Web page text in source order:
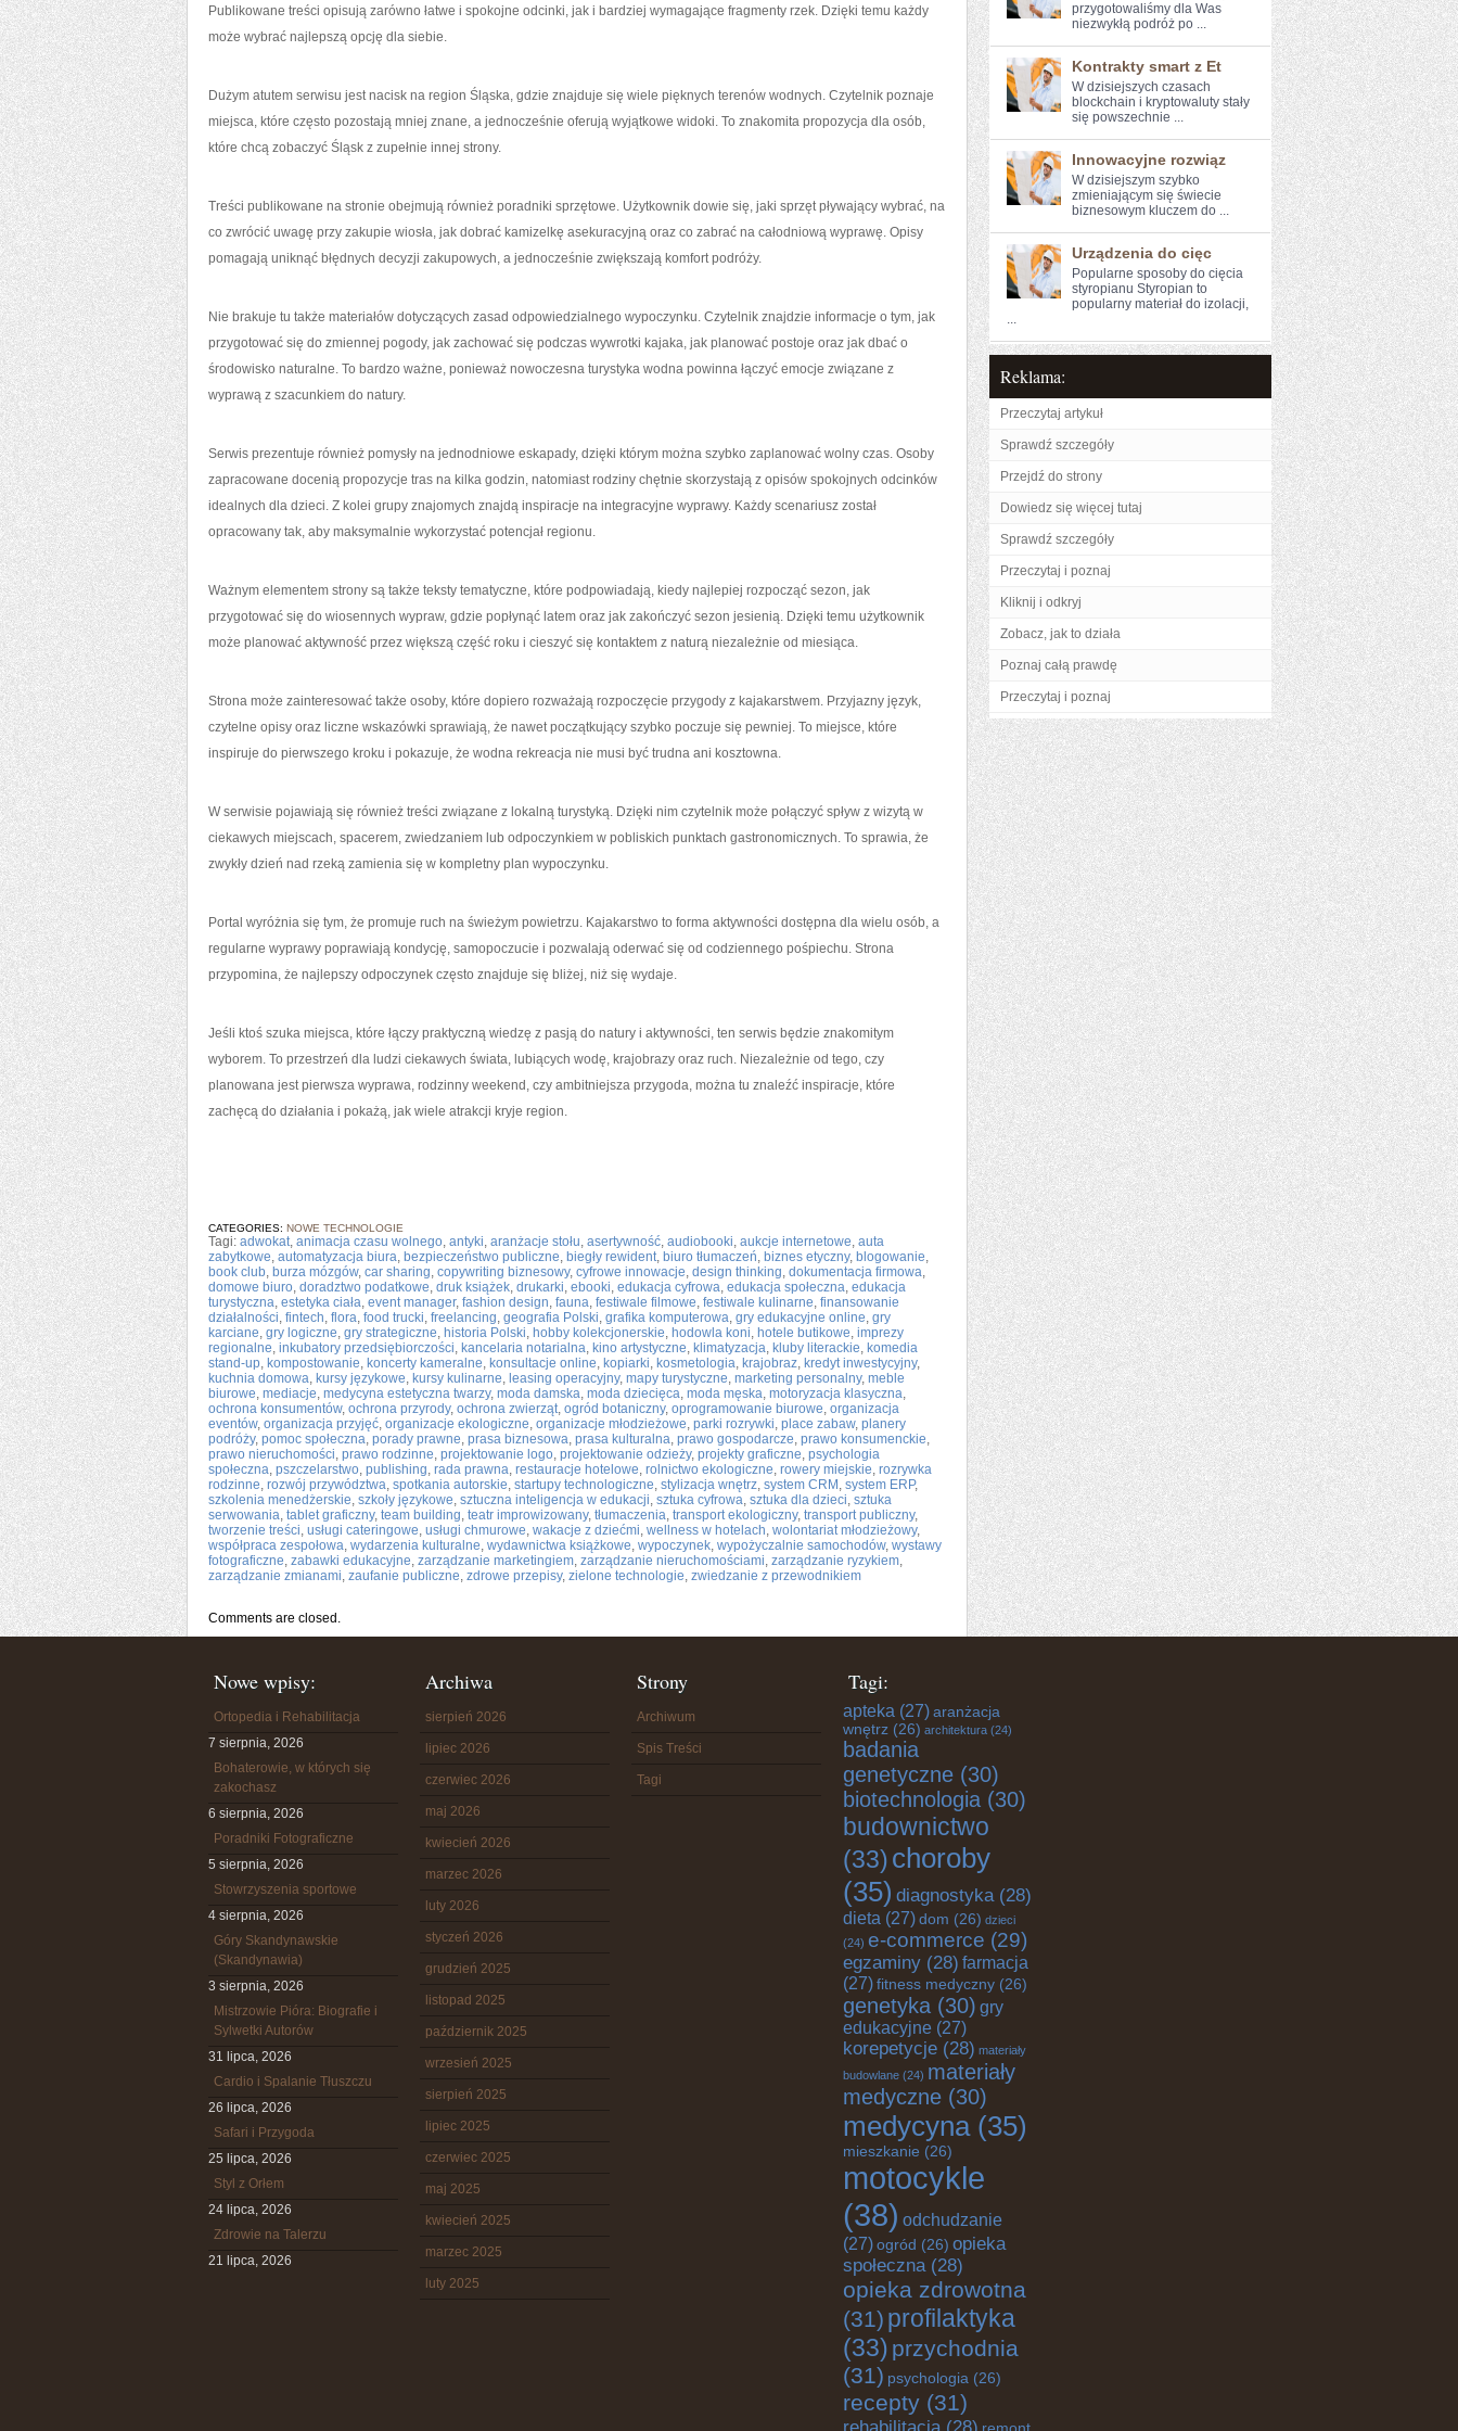
Publikowane treści opisują zarówno łatwe i spokojne odcinki, jak i bardziej wymagające fragmenty rzek. Dzięki temu każdy
może wybrać najlepszą opcję dla siebie.
Dużym atutem serwisu jest nacisk na region Śląska, gdzie znajduje się wiele pięknych terenów wodnych. Czytelnik poznaje
miejsca, które często pozostają mniej znane, a jednocześnie oferują wyjątkowe widoki. To znakomita propozycja dla osób,
które chcą zobaczyć Śląsk z zupełnie innej strony.
Treści publikowane na stronie obejmują również poradniki sprzętowe. Użytkownik dowie się, jaki sprzęt pływający wybrać, na
co zwrócić uwagę przy zakupie wiosła, jak dobrać kamizelkę asekuracyjną oraz co zabrać na całodniową wyprawę. Opisy
pomagają uniknąć błędnych decyzji zakupowych, a jednocześnie zwiększają komfort podróży.
Nie brakuje tu także materiałów dotyczących zasad odpowiedzialnego wypoczynku. Czytelnik znajdzie informacje o tym, jak
przygotować się do zmiennej pogody, jak zachować się podczas wywrotki kajaka, jak planować postoje oraz jak dbać o
środowisko naturalne. To bardzo ważne, ponieważ nowoczesna turystyka wodna powinna łączyć emocje związane z
wyprawą z szacunkiem do natury.
Serwis prezentuje również pomysły na jednodniowe eskapady, dzięki którym można szybko zaplanować wolny czas. Osoby
zapracowane docenią propozycje tras na kilka godzin, natomiast rodziny chętnie skorzystają z opisów spokojnych odcinków
idealnych dla dzieci. Z kolei grupy znajomych znajdą inspiracje na integracyjne wyprawy. Każdy scenariusz został
opracowany tak, aby maksymalnie wykorzystać potencjał regionu.
Ważnym elementem strony są także teksty tematyczne, które podpowiadają, kiedy najlepiej rozpocząć sezon, jak
przygotować się do wiosennych wypraw, gdzie popłynąć latem oraz jak zakończyć sezon jesienią. Dzięki temu użytkownik
może planować aktywność przez większą część roku i cieszyć się kontaktem z naturą niezależnie od miesiąca.
Strona może zainteresować także osoby, które dopiero rozważają rozpoczęcie przygody z kajakarstwem. Przyjazny język,
czytelne opisy oraz liczne wskazówki sprawiają, że nawet początkujący szybko poczuje się pewniej. To miejsce, które
inspiruje do pierwszego kroku i pokazuje, że wodna rekreacja nie musi być trudna ani kosztowna.
W serwisie pojawiają się również treści związane z lokalną turystyką. Dzięki nim czytelnik może połączyć spływ z wizytą w
ciekawych miejscach, spacerem, zwiedzaniem lub odpoczynkiem w pobliskich punktach gastronomicznych. To sprawia, że
zwykły dzień nad rzeką zamienia się w kompletny plan wypoczynku.
Portal wyróżnia się tym, że promuje ruch na świeżym powietrzu. Kajakarstwo to forma aktywności dostępna dla wielu osób, a
regularne wyprawy poprawiają kondycję, samopoczucie i pozwalają oderwać się od codziennego pośpiechu. Strona
przypomina, że najlepszy odpoczynek często znajduje się bliżej, niż się wydaje.
Jeśli ktoś szuka miejsca, które łączy praktyczną wiedzę z pasją do natury i aktywności, ten serwis będzie znakomitym
wyborem. To przestrzeń dla ludzi ciekawych świata, lubiących wodę, krajobrazy oraz ruch. Niezależnie od tego, czy
planowana jest pierwsza wyprawa, rodzinny weekend, czy ambitniejsza przygoda, można tu znaleźć inspiracje, które
zachęcą do działania i pokażą, jak wiele atrakcji kryje region.
CATEGORIES: NOWE TECHNOLOGIE
Tagi: adwokat, animacja czasu wolnego, antyki, aranżacje stołu, asertywność, audiobooki, aukcje internetowe, auta
zabytkowe, automatyzacja biura, bezpieczeństwo publiczne, biegły rewident, biuro tłumaczeń, biznes etyczny, blogowanie,
book club, burza mózgów, car sharing, copywriting biznesowy, cyfrowe innowacje, design thinking, dokumentacja firmowa,
domowe biuro, doradztwo podatkowe, druk książek, drukarki, ebooki, edukacja cyfrowa, edukacja społeczna, edukacja
turystyczna, estetyka ciała, event manager, fashion design, fauna, festiwale filmowe, festiwale kulinarne, finansowanie
działalności, fintech, flora, food trucki, freelancing, geografia Polski, grafika komputerowa, gry edukacyjne online, gry
karciane, gry logiczne, gry strategiczne, historia Polski, hobby kolekcjonerskie, hodowla koni, hotele butikowe, imprezy
regionalne, inkubatory przedsiębiorczości, kancelaria notarialna, kino artystyczne, klimatyzacja, kluby literackie, komedia
stand-up, kompostowanie, koncerty kameralne, konsultacje online, kopiarki, kosmetologia, krajobraz, kredyt inwestycyjny,
kuchnia domowa, kursy językowe, kursy kulinarne, leasing operacyjny, mapy turystyczne, marketing personalny, meble
biurowe, mediacje, medycyna estetyczna twarzy, moda damska, moda dziecięca, moda męska, motoryzacja klasyczna,
ochrona konsumentów, ochrona przyrody, ochrona zwierząt, ogród botaniczny, oprogramowanie biurowe, organizacja
eventów, organizacja przyjęć, organizacje ekologiczne, organizacje młodzieżowe, parki rozrywki, place zabaw, planery
podróży, pomoc społeczna, porady prawne, prasa biznesowa, prasa kulturalna, prawo gospodarcze, prawo konsumenckie,
prawo nieruchomości, prawo rodzinne, projektowanie logo, projektowanie odzieży, projekty graficzne, psychologia
społeczna, pszczelarstwo, publishing, rada prawna, restauracje hotelowe, rolnictwo ekologiczne, rowery miejskie, rozrywka
rodzinne, rozwój przywództwa, spotkania autorskie, startupy technologiczne, stylizacja wnętrz, system CRM , system ERP,
szkolenia menedżerskie, szkoły językowe, sztuczna inteligencja w edukacji, sztuka cyfrowa, sztuka dla dzieci, sztuka
serwowania, tablet graficzny, team building, teatr improwizowany, tłumaczenia, transport ekologiczny, transport publiczny,
tworzenie treści, usługi cateringowe, usługi chmurowe, wakacje z dziećmi, wellness w hotelach, wolontariat młodzieżowy,
współpraca zespołowa, wydarzenia kulturalne, wydawnictwa książkowe, wypoczynek, wypożyczalnie samochodów, wystawy
fotograficzne, zabawki edukacyjne, zarządzanie marketingiem, zarządzanie nieruchomościami, zarządzanie ryzykiem,
zarządzanie zmianami, zaufanie publiczne, zdrowe przepisy, zielone technologie, zwiedzanie z przewodnikiem
Comments are closed.
przygotowaliśmy⁣ dla ‍Was
‍niezwykłą podróż po ...
Kontrakty smart z Et
W dzisiejszych‍ czasach
blockchain ‍i kryptowaluty stały‍
się powszechnie ...
Innowacyjne rozwiąz
W dzisiejszym szybko
⁤zmieniającym się świecie
biznesowym ​kluczem do ...
Urządzenia do cięc
Popularne sposoby do cięcia
styropianu Styropian to
popularny materiał do izolacji,
...
Reklama:
Przeczytaj artykuł
Sprawdź szczegóły
Przejdź do strony
Dowiedz się więcej tutaj
Sprawdź szczegóły
Przeczytaj i poznaj
Kliknij i odkryj
Zobacz, jak to działa
Poznaj całą prawdę
Przeczytaj i poznaj
Nowe wpisy:
Ortopedia i Rehabilitacja
7 sierpnia, 2026
Bohaterowie, w których się
zakochasz
6 sierpnia, 2026
Poradniki Fotograficzne
5 sierpnia, 2026
Stowrzyszenia sportowe
4 sierpnia, 2026
Góry Skandynawskie
(Skandynawia)
3 sierpnia, 2026
Mistrzowie Pióra: Biografie i
Sylwetki Autorów
31 lipca, 2026
Cardio i Spalanie Tłuszczu
26 lipca, 2026
Safari i Przygoda
25 lipca, 2026
Styl z Orłem
24 lipca, 2026
Zdrowie na Talerzu
21 lipca, 2026
Archiwa
sierpień 2026
lipiec 2026
czerwiec 2026
maj 2026
kwiecień 2026
marzec 2026
luty 2026
styczeń 2026
grudzień 2025
listopad 2025
październik 2025
wrzesień 2025
sierpień 2025
lipiec 2025
czerwiec 2025
maj 2025
kwiecień 2025
marzec 2025
luty 2025
Strony
Archiwum
Spis Treści
Tagi
Tagi:
apteka (27) aranżacja
wnętrz (26) architektura (24)
badania
genetyczne (30)
biotechnologia (30)
budownictwo
(33)choroby
(35) diagnostyka(28)
dieta (27) dom (26) dzieci
(24) e-commerce (29)
egzaminy (28) farmacja
(27) fitness medyczny (26)
genetyka (30) gry
edukacyjne (27)
korepetycje (28) materiały
budowlane (24) materiały
medyczne (30)
medycyna(35)
mieszkanie (26)
motocykle
(38) odchudzanie
(27) ogród (26) opieka
społeczna(28)
opieka zdrowotna
(31) profilaktyka
(33) przychodnia
(31) psychologia (26)
recepty (31)